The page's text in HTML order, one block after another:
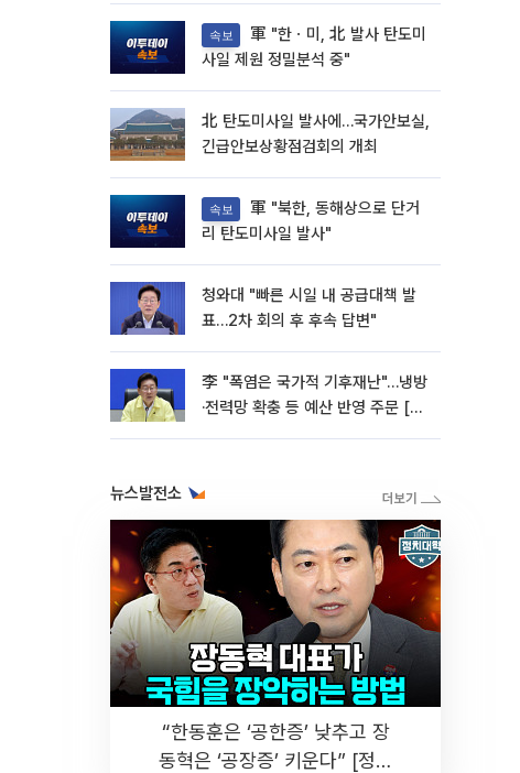
속보
사일 제원 정밀분석 중"
北 탄도미사일 발사에…국가안보실,
긴급안보상황점검회의 개최
속보
리 탄도미사일 발사"
청와대 "빠른 시일 내 공급대책 발
표…2차 회의 후 후속 답변"
李 "폭염은 국가적 기후재난"…냉방
·전력망 확충 등 예산 반영 주문 [종
뉴스발전소
“한동훈은 ‘공한증’ 낮추고 장
동혁은 ‘공장증’ 키운다” [정치